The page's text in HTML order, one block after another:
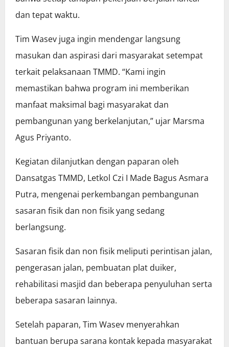
dan tepat waktu.
Tim Wasev juga ingin mendengar langsung
masukan dan aspirasi dari masyarakat setempat
terkait pelaksanaan TMMD. “Kami ingin
memastikan bahwa program ini memberikan
manfaat maksimal bagi masyarakat dan
pembangunan yang berkelanjutan,” ujar Marsma
Agus Priyanto.
Kegiatan dilanjutkan dengan paparan oleh
Dansatgas TMMD, Letkol Czi I Made Bagus Asmara
Putra, mengenai perkembangan pembangunan
sasaran fisik dan non fisik yang sedang
berlangsung.
Sasaran fisik dan non fisik meliputi perintisan jalan,
pengerasan jalan, pembuatan plat duiker,
rehabilitasi masjid dan beberapa penyuluhan serta
beberapa sasaran lainnya.
Setelah paparan, Tim Wasev menyerahkan
bantuan berupa sarana kontak kepada masyarakat